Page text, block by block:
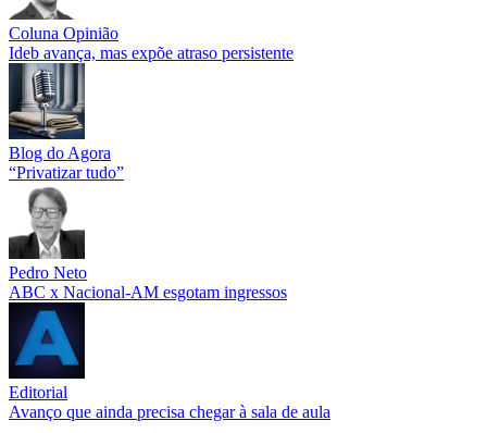
Coluna Opinião
Ideb avança, mas expõe atraso persistente
Blog do Agora
“Privatizar tudo”
Pedro Neto
ABC x Nacional-AM esgotam ingressos
Editorial
Avanço que ainda precisa chegar à sala de aula